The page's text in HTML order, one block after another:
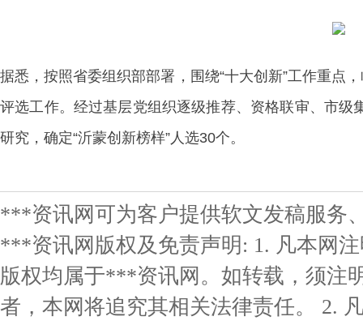
据悉，按照省委组织部部署，围绕“十大创新”工作重点
评选工作。经过基层党组织逐级推荐、资格联审、市
研究，确定“沂蒙创新榜样”人选30个。
***资讯网可为客户提供软文发稿服务
***资讯网版权及免责声明: 1. 凡本网
版权均属于***资讯网。如转载，须注
者，本网将追究其相关法律责任。 2.